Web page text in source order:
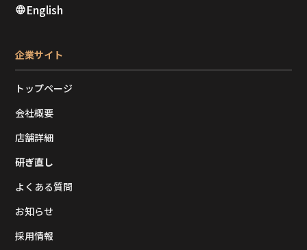
English
企業サイト
トップページ
会社概要
店舗詳細
研ぎ直し
よくある質問
お知らせ
採用情報